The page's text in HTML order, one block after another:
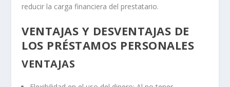
reducir la carga financiera del prestatario.
VENTAJAS Y DESVENTAJAS DE
LOS PRÉSTAMOS PERSONALES
VENTAJAS